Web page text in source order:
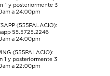
1 y posteriormente 3
a 24:00pm
(555PALACIO):
55.5725.2246
a 24:00pm
(555PALACIO):
1 y posteriormente 3
a 22:00pm